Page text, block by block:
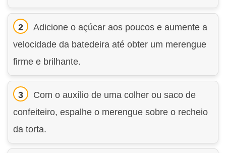
Adicione o açúcar aos poucos e aumente a
velocidade da batedeira até obter um merengue
firme e brilhante.
Com o auxílio de uma colher ou saco de
confeiteiro, espalhe o merengue sobre o recheio
da torta.